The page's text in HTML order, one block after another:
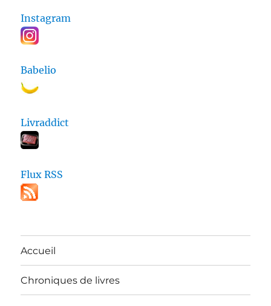
Instagram
Babelio
Livraddict
Flux RSS
Accueil
Chroniques de livres